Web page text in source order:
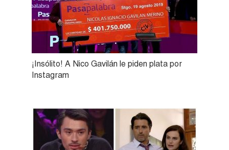
¡Insólito! A Nico Gavilán le piden plata por
Instagram